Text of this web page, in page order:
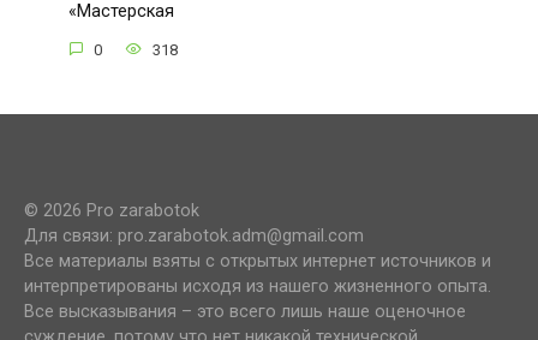
«Мастерская
0 318
© 2026 Pro zarabotok
Для связи: pro.zarabotok.adm@gmail.com
Все материалы взяты с открытых интернет источников и
интерпретированы исходя из нашего жизненного опыта.
Все высказывания – это всего лишь наше оценочное